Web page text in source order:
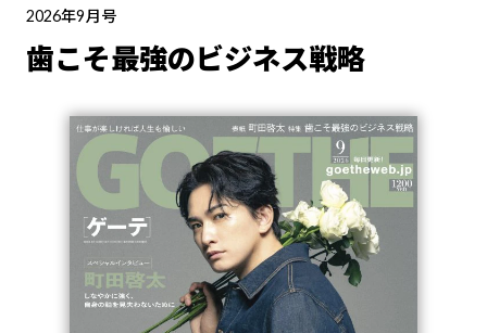
2026年9月号
歯こそ最強のビジネス戦略